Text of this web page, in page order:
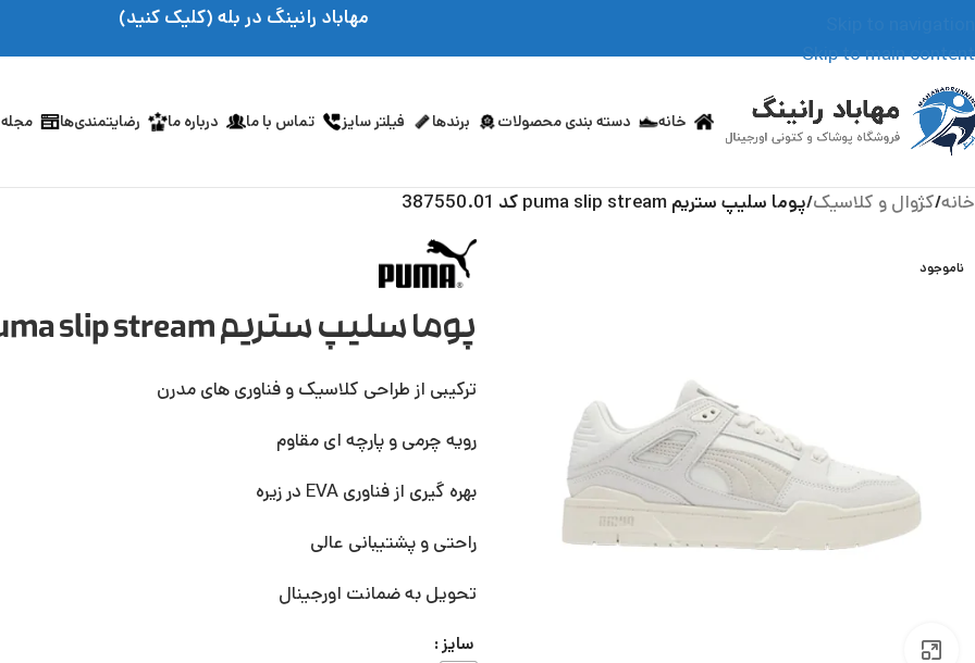
Skip to main content
مهاباد رانینگ در بله (کلیک کنید)
خانه دسته بندی محصولات برندها فیلتر سایز تماس با ما درباره ما رضایتمندی‌ها مجله
خانه/کژوال و کلاسیک/پوما سلیپ ستریم puma slip stream کد 387550.01
ناموجود
پوما سلیپ ستریم puma slip stream کد 387550.01
ترکیبی از طراحی کلاسیک و فناوری های مدرن
رویه چرمی و پارچه ای مقاوم
بهره گیری از فناوری EVA در زیره
راحتی و پشتیبانی عالی
تحویل به ضمانت اورجینال
سایز